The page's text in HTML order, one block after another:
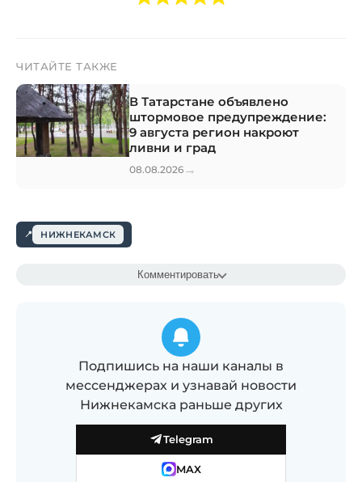
ЧИТАЙТЕ ТАКЖЕ
В Татарстане объявлено
штормовое предупреждение:
9 августа регион накроют
ливни и град
08.08.2026 →
НИЖНЕКАМСК
Комментировать
Подпишись на наши каналы в
мессенджерах и узнавай новости
Нижнекамска раньше других
Telegram
MAX